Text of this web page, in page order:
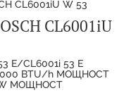
CL6001iU
E/CL6001i 53 E
BTU/h МОЩНОСТ
МОЩНОСТ